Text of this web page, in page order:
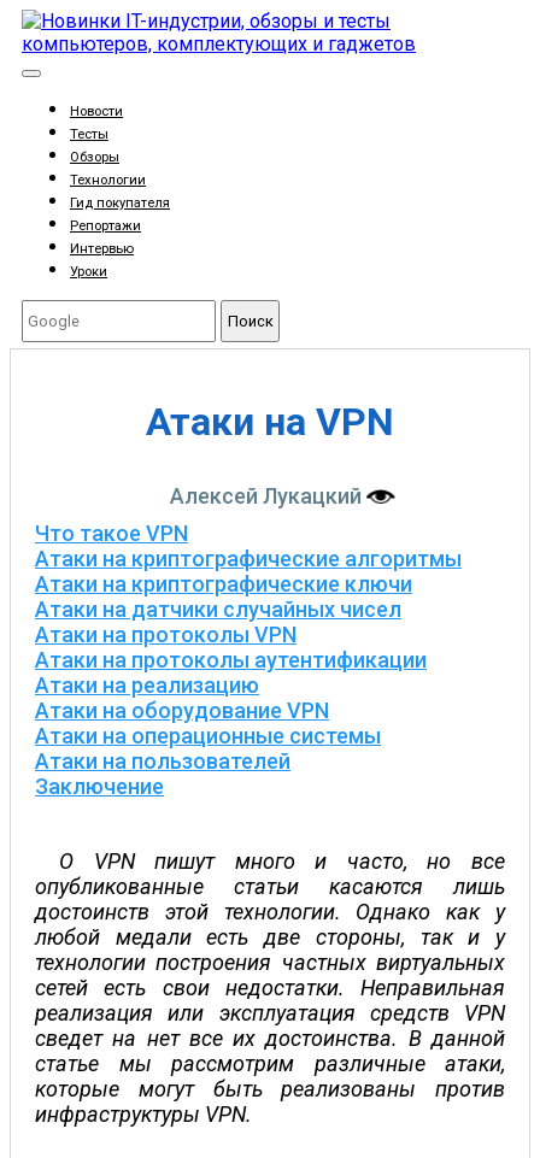
Новости
Тесты
Обзоры
Технологии
Гид покупателя
Репортажи
Интервью
Уроки
Поиск
Атаки на VPN
Алексей Лукацкий
Что такое VPN
Атаки на криптографические алгоритмы
Атаки на криптографические ключи
Атаки на датчики случайных чисел
Атаки на протоколы VPN
Атаки на протоколы аутентификации
Атаки на реализацию
Атаки на оборудование VPN
Атаки на операционные системы
Атаки на пользователей
Заключение
О VPN пишут много и часто, но все
опубликованные статьи касаются лишь
достоинств этой технологии. Однако как у
любой медали есть две стороны, так и у
технологии построения частных виртуальных
сетей есть свои недостатки. Неправильная
реализация или эксплуатация средств VPN
сведет на нет все их достоинства. В данной
статье мы рассмотрим различные атаки,
которые могут быть реализованы против
инфраструктуры VPN.